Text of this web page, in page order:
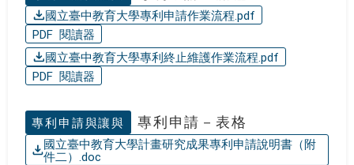
國立臺中教育大學專利申請作業流程.pdf
PDF 閱讀器
國立臺中教育大學專利終止維護作業流程.pdf
PDF 閱讀器
專利申請與讓與 專利申請－表格
國立臺中教育大學計畫研究成果專利申請說明書（附
件二）.doc